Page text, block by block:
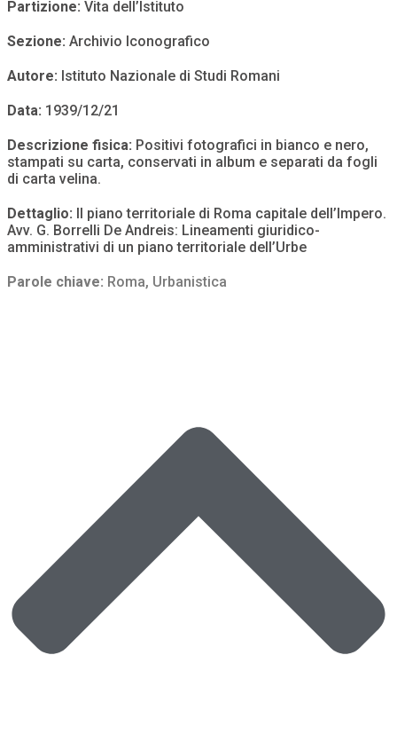
Partizione: Vita dell’Istituto
Sezione: Archivio Iconografico
Autore: Istituto Nazionale di Studi Romani
Data: 1939/12/21
Descrizione fisica: Positivi fotografici in bianco e nero,
stampati su carta, conservati in album e separati da fogli
di carta velina.
Dettaglio: Il piano territoriale di Roma capitale dell’Impero.
Avv. G. Borrelli De Andreis: Lineamenti giuridico-
amministrativi di un piano territoriale dell’Urbe
Parole chiave: Roma, Urbanistica